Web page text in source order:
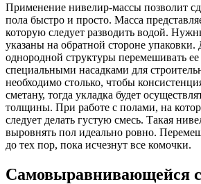
Применение нивелир-массы позволит
пола быстро и просто. Масса
которую следует разводить водой.
указаны на обратной стороне
однородной структуры перемешивать
специальными насадками для
необходимо столько, чтобы
сметану, тогда укладка будет
толщины. При работе с полами, на
следует делать густую смесь. Такая
выровнять пол идеально ровно.
до тех пор, пока исчезнут все комочки.
Самовыравнивающейся